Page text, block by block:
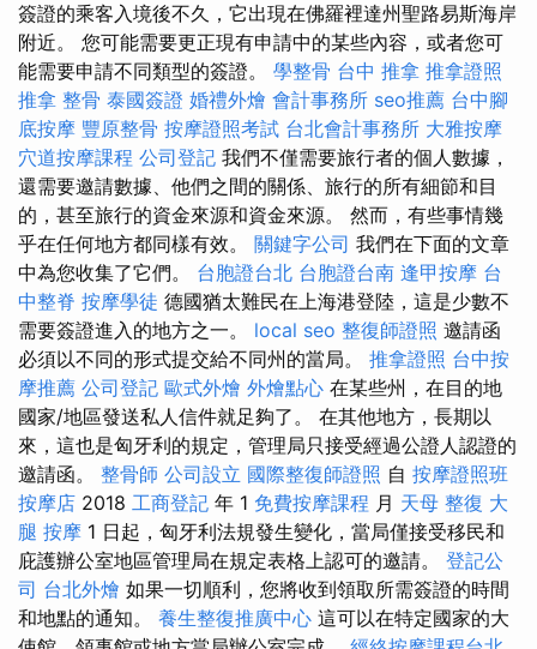
簽證的乘客入境後不久，它出現在佛羅裡達州聖路易斯海岸
附近。 您可能需要更正現有申請中的某些內容，或者您​​可
能需要申請不同類型的簽證。 學整骨 台中 推拿 推拿證照
推拿 整骨 泰國簽證 婚禮外燴 會計事務所 seo推薦 台中腳
底按摩 豐原整骨 按摩證照考試 台北會計事務所 大雅按摩
穴道按摩課程 公司登記 我們不僅需要旅行者的個人數據，
還需要邀請數據、他們之間的關係、旅行的所有細節和目
的，甚至旅行的資金來源和資金來源。 然而，有些事情幾
乎在任何地方都同樣有效。 關鍵字公司 我們在下面的文章
中為您收集了它們。 台胞證台北 台胞證台南 逢甲按摩 台
中整脊 按摩學徒 德國猶太難民在上海港登陸，這是少數不
需要簽證進入的地方之一。 local seo 整復師證照 邀請函
必須以不同的形式提交給不同州的當局。 推拿證照 台中按
摩推薦 公司登記 歐式外燴 外燴點心 在某些州，在目的地
國家/地區發送私人信件就足夠了。 在其他地方，長期以
來，這也是匈牙利的規定，管理局只接受經過公證人認證的
邀請函。 整骨師 公司設立 國際整復師證照 自 按摩證照班
按摩店 2018 工商登記 年 1 免費按摩課程 月 天母 整復 大
腿 按摩 1 日起，匈牙利法規發生變化，當局僅接受移民和
庇護辦公室地區管理局在規定表格上認可的邀請。 登記公
司 台北外燴 如果一切順利，您將收到領取所需簽證的時間
和地點的通知。 養生整復推廣中心 這可以在特定國家的大